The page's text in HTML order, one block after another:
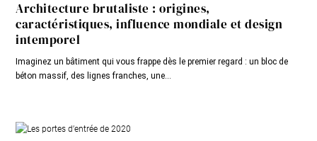
Architecture brutaliste : origines,
caractéristiques, influence mondiale et design
intemporel
Imaginez un bâtiment qui vous frappe dès le premier regard : un bloc de
béton massif, des lignes franches, une...